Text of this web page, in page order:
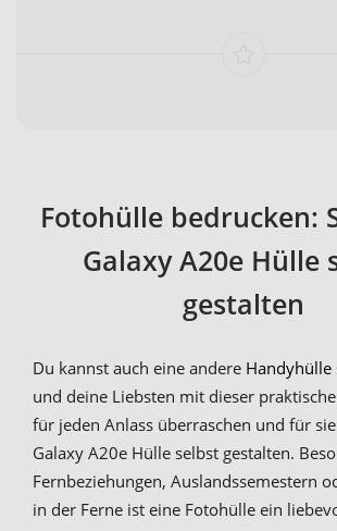
Fotohülle bedrucken:
Galaxy A20e Hülle
gestalten
Du kannst auch eine andere Handyhülle
und deine Liebsten mit dieser
für jeden Anlass überraschen und für
Galaxy A20e Hülle selbst gestalten.
Fernbeziehungen, Auslandssemestern
in der Ferne ist eine Fotohülle ein